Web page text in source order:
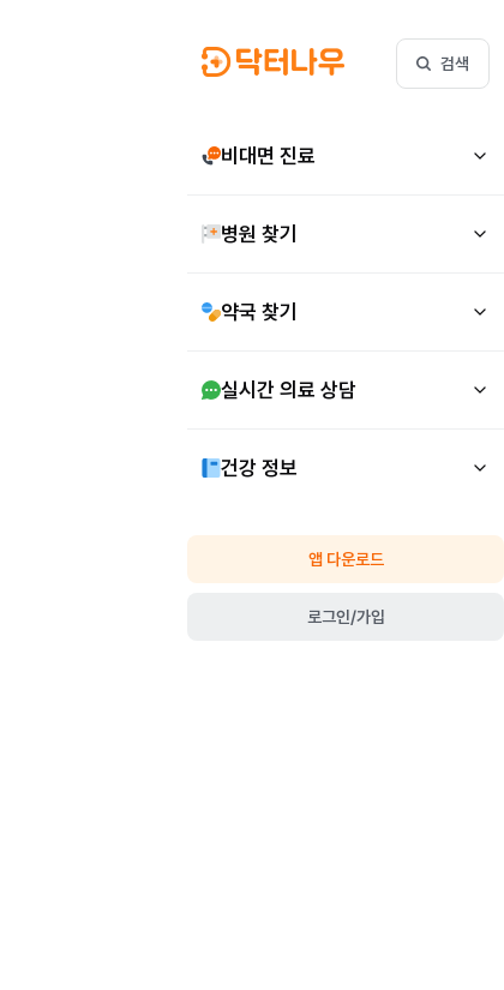
검색
비대면 진료
병원 찾기
약국 찾기
실시간 의료 상담
건강 정보
앱 다운로드
로그인/가입